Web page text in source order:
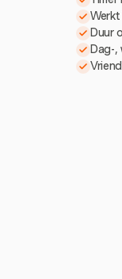
Werkt
Duur
Dag-,